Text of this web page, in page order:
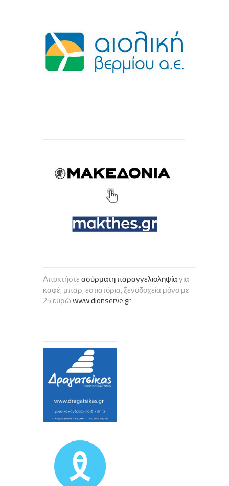
Αποκτήστεασύρματη παραγγελιοληψίαγια
καφέ, μπαρ, εστιατόρια, ξενοδοχεία μόνο με
25 ευρώwww.dionserve.gr